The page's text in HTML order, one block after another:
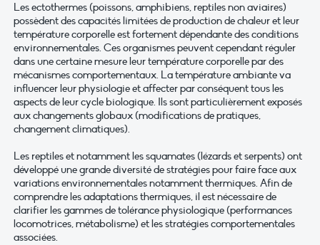
Les ectothermes (poissons, amphibiens, reptiles non aviaires)
possèdent des capacités limitées de production de chaleur et leur
température corporelle est fortement dépendante des conditions
environnementales. Ces organismes peuvent cependant réguler
dans une certaine mesure leur température corporelle par des
mécanismes comportementaux. La température ambiante va
influencer leur physiologie et affecter par conséquent tous les
aspects de leur cycle biologique. Ils sont particulièrement exposés
aux changements globaux (modifications de pratiques,
changement climatiques).
Les reptiles et notamment les squamates (lézards et serpents) ont
développé une grande diversité de stratégies pour faire face aux
variations environnementales notamment thermiques. Afin de
comprendre les adaptations thermiques, il est nécessaire de
clarifier les gammes de tolérance physiologique (performances
locomotrices, métabolisme) et les stratégies comportementales
associées.